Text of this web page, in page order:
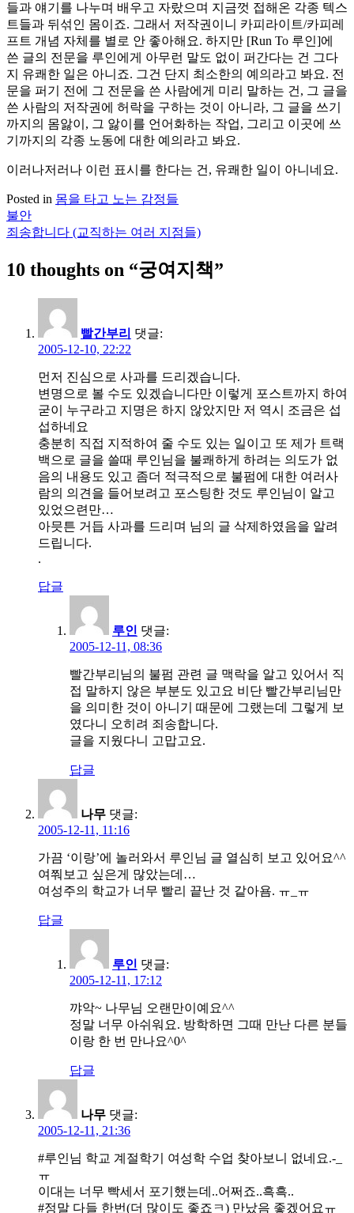
들과 얘기를 나누며 배우고 자랐으며 지금껏 접해온 각종 텍스
트들과 뒤섞인 몸이죠. 그래서 저작권이니 카피라이트/카피레
프트 개념 자체를 별로 안 좋아해요. 하지만 [Run To 루인]에
쓴 글의 전문을 루인에게 아무런 말도 없이 퍼간다는 건 그다
지 유쾌한 일은 아니죠. 그건 단지 최소한의 예의라고 봐요. 전
문을 퍼기 전에 그 전문을 쓴 사람에게 미리 말하는 건, 그 글을
쓴 사람의 저작권에 허락을 구하는 것이 아니라, 그 글을 쓰기
까지의 몸앓이, 그 앓이를 언어화하는 작업, 그리고 이곳에 쓰
기까지의 각종 노동에 대한 예의라고 봐요.
이러나저러나 이런 표시를 한다는 건, 유쾌한 일이 아니네요.
Posted in 몸을 타고 노는 감정들
글
탐
색
불안
죄송합니다 (교직하는 여러 지점들)
10 thoughts on “궁여지책”
빨간부리 댓글:
2005-12-10, 22:22
먼저 진심으로 사과를 드리겠습니다.
변명으로 볼 수도 있겠습니다만 이렇게 포스트까지 하여
굳이 누구라고 지명은 하지 않았지만 저 역시 조금은 섭
섭하네요
충분히 직접 지적하여 줄 수도 있는 일이고 또 제가 트랙
백으로 글을 쓸때 루인님을 불쾌하게 하려는 의도가 없
음의 내용도 있고 좀더 적극적으로 불펌에 대한 여러사
람의 의견을 들어보려고 포스팅한 것도 루인님이 알고
있었으련만…
아믓튼 거듭 사과를 드리며 님의 글 삭제하였음을 알려
드립니다.
.
답글
루인 댓글:
2005-12-11, 08:36
빨간부리님의 불펌 관련 글 맥락을 알고 있어서 직
접 말하지 않은 부분도 있고요 비단 빨간부리님만
을 의미한 것이 아니기 때문에 그랬는데 그렇게 보
였다니 오히려 죄송합니다.
글을 지웠다니 고맙고요.
답글
나무 댓글:
2005-12-11, 11:16
가끔 ‘이랑’에 놀러와서 루인님 글 열심히 보고 있어요^^
여쭤보고 싶은게 많았는데…
여성주의 학교가 너무 빨리 끝난 것 같아욤. ㅠ_ㅠ
답글
루인 댓글:
2005-12-11, 17:12
꺄악~ 나무님 오랜만이예요^^
정말 너무 아쉬워요. 방학하면 그때 만난 다른 분들
이랑 한 번 만나요^0^
답글
나무 댓글:
2005-12-11, 21:36
#루인님 학교 계절학기 여성학 수업 찾아보니 없네요.-_
ㅠ
이대는 너무 빡세서 포기했는데..어쩌죠..흑흑..
#정말 다들 한번(더 많이도 좋죠ㅋ) 만났음 좋겠어요ㅠ